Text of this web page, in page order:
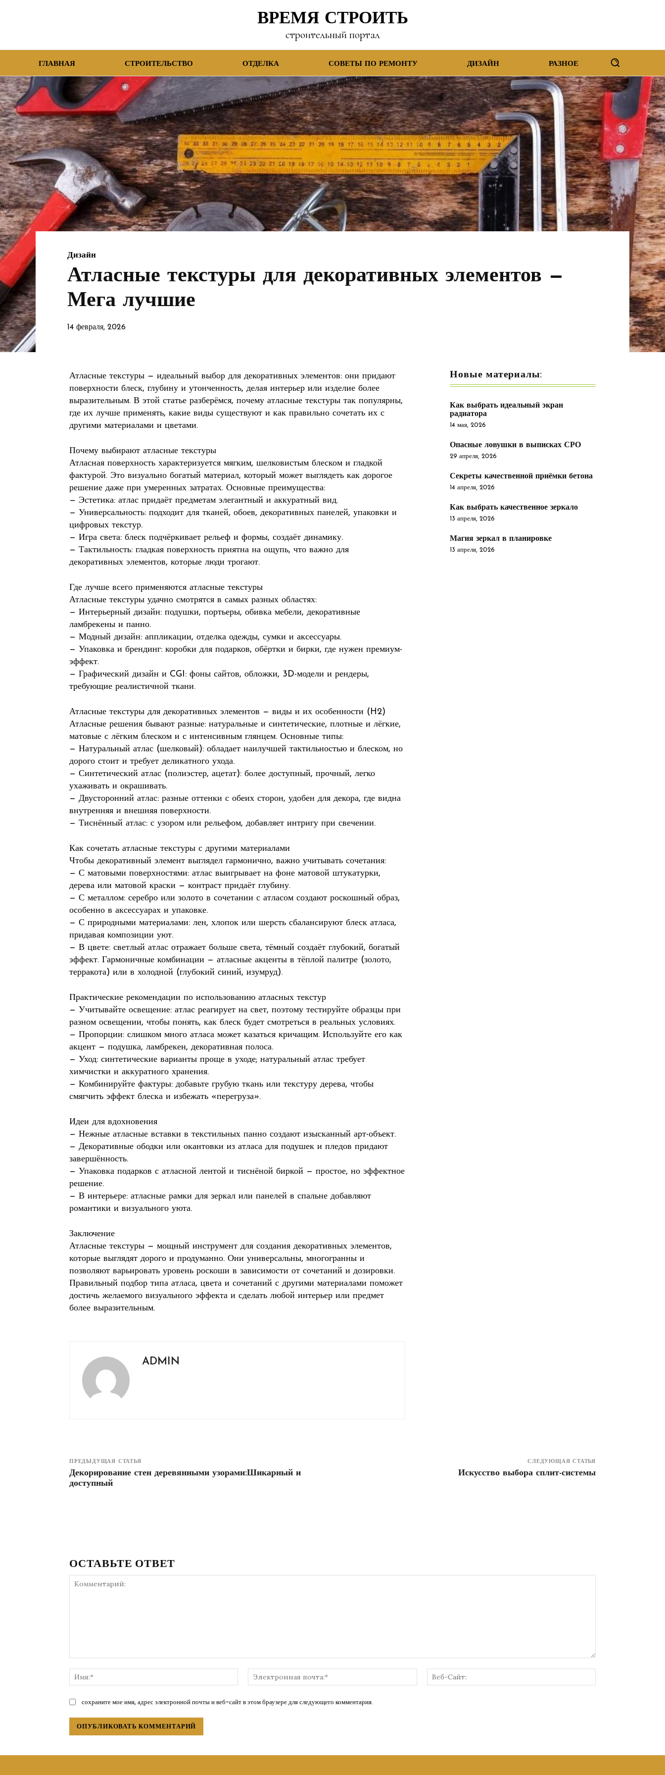
ВРЕМЯ СТРОИТЬ
строительный портал
ГЛАВНАЯ СТРОИТЕЛЬСТВО ОТДЕЛКА СОВЕТЫ ПО РЕМОНТУ ДИЗАЙН РАЗНОЕ
Дизайн
Атласные текстуры для декоративных элементов —
Мега лучшие
14 февраля, 2026
Атласные текстуры — идеальный выбор для декоративных элементов: они придают
поверхности блеск, глубину и утонченность, делая интерьер или изделие более
выразительным. В этой статье разберёмся, почему атласные текстуры так популярны,
где их лучше применять, какие виды существуют и как правильно сочетать их с
другими материалами и цветами.
Почему выбирают атласные текстуры
Атласная поверхность характеризуется мягким, шелковистым блеском и гладкой
фактурой. Это визуально богатый материал, который может выглядеть как дорогое
решение даже при умеренных затратах. Основные преимущества:
— Эстетика: атлас придаёт предметам элегантный и аккуратный вид.
— Универсальность: подходит для тканей, обоев, декоративных панелей, упаковки и
цифровых текстур.
— Игра света: блеск подчёркивает рельеф и формы, создаёт динамику.
— Тактильность: гладкая поверхность приятна на ощупь, что важно для
декоративных элементов, которые люди трогают.
Где лучше всего применяются атласные текстуры
Атласные текстуры удачно смотрятся в самых разных областях:
— Интерьерный дизайн: подушки, портьеры, обивка мебели, декоративные
ламбрекены и панно.
— Модный дизайн: аппликации, отделка одежды, сумки и аксессуары.
— Упаковка и брендинг: коробки для подарков, обёртки и бирки, где нужен премиум-
эффект.
— Графический дизайн и CGI: фоны сайтов, обложки, 3D-модели и рендеры,
требующие реалистичной ткани.
Атласные текстуры для декоративных элементов — виды и их особенности (H2)
Атласные решения бывают разные: натуральные и синтетические, плотные и лёгкие,
матовые с лёгким блеском и с интенсивным глянцем. Основные типы:
— Натуральный атлас (шелковый): обладает наилучшей тактильностью и блеском, но
дорого стоит и требует деликатного ухода.
— Синтетический атлас (полиэстер, ацетат): более доступный, прочный, легко
ухаживать и окрашивать.
— Двусторонний атлас: разные оттенки с обеих сторон, удобен для декора, где видна
внутренняя и внешняя поверхности.
— Тиснённый атлас: с узором или рельефом, добавляет интригу при свечении.
Как сочетать атласные текстуры с другими материалами
Чтобы декоративный элемент выглядел гармонично, важно учитывать сочетания:
— С матовыми поверхностями: атлас выигрывает на фоне матовой штукатурки,
дерева или матовой краски — контраст придаёт глубину.
— С металлом: серебро или золото в сочетании с атласом создают роскошный образ,
особенно в аксессуарах и упаковке.
— С природными материалами: лен, хлопок или шерсть сбалансируют блеск атласа,
придавая композиции уют.
— В цвете: светлый атлас отражает больше света, тёмный создаёт глубокий, богатый
эффект. Гармоничные комбинации — атласные акценты в тёплой палитре (золото,
терракота) или в холодной (глубокий синий, изумруд).
Практические рекомендации по использованию атласных текстур
— Учитывайте освещение: атлас реагирует на свет, поэтому тестируйте образцы при
разном освещении, чтобы понять, как блеск будет смотреться в реальных условиях.
— Пропорции: слишком много атласа может казаться кричащим. Используйте его как
акцент — подушка, ламбрекен, декоративная полоса.
— Уход: синтетические варианты проще в уходе; натуральный атлас требует
химчистки и аккуратного хранения.
— Комбинируйте фактуры: добавьте грубую ткань или текстуру дерева, чтобы
смягчить эффект блеска и избежать «перегруза».
Идеи для вдохновения
— Нежные атласные вставки в текстильных панно создают изысканный арт-объект.
— Декоративные ободки или окантовки из атласа для подушек и пледов придают
завершённость.
— Упаковка подарков с атласной лентой и тиснёной биркой — простое, но эффектное
решение.
— В интерьере: атласные рамки для зеркал или панелей в спальне добавляют
романтики и визуального уюта.
Заключение
Атласные текстуры — мощный инструмент для создания декоративных элементов,
которые выглядят дорого и продуманно. Они универсальны, многогранны и
позволяют варьировать уровень роскоши в зависимости от сочетаний и дозировки.
Правильный подбор типа атласа, цвета и сочетаний с другими материалами поможет
достичь желаемого визуального эффекта и сделать любой интерьер или предмет
более выразительным.
ADMIN
Новые материалы:
Как выбрать идеальный экран
радиатора
14 мая, 2026
Опасные ловушки в выписках СРО
29 апреля, 2026
Секреты качественной приёмки бетона
14 апреля, 2026
Как выбрать качественное зеркало
13 апреля, 2026
Магия зеркал в планировке
13 апреля, 2026
ПРЕДЫДУЩАЯ СТАТЬЯ
Декорирование стен деревянными узорами:Шикарный и
доступный
СЛЕДУЮЩАЯ СТАТЬЯ
Искусство выбора сплит-системы
ОСТАВЬТЕ ОТВЕТ
Имя:*
Электронная
почта:*
Сайт:
сохраните мое имя, адрес электронной почты и веб-сайт в этом браузере для следующего комментария.